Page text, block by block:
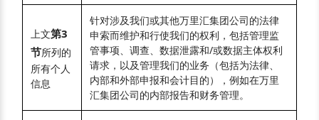
上文第3
节所列的
所有个人
信息
针对涉及我们或其他万里汇集团公司的法律
申索而维护和行使我们的权利，包括管理监
管事项、调查、数据泄露和/或数据主体权利
请求，以及管理我们的业务（包括为法律、
内部和外部申报和会计目的），例如在万里
汇集团公司的内部报告和财务管理。